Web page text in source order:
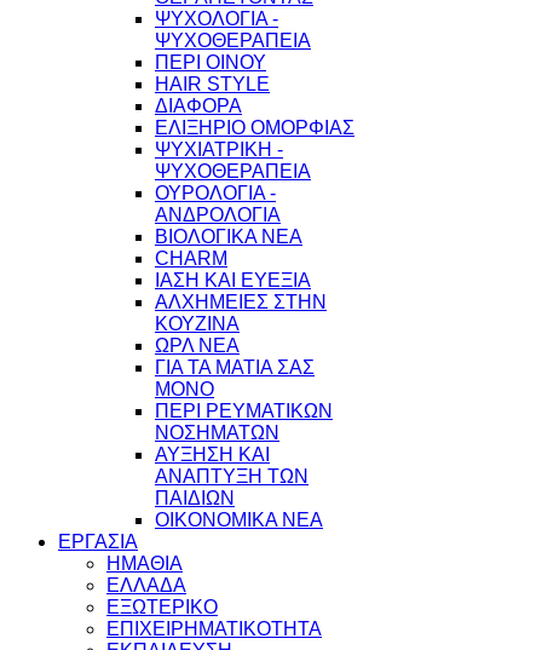
ΨΥΧΟΛΟΓΙΑ -
ΨΥΧΟΘΕΡΑΠΕΙΑ
ΠΕΡΙ ΟΙΝΟΥ
HAIR STYLE
ΔΙΑΦΟΡΑ
ΕΛΙΞΗΡΙΟ ΟΜΟΡΦΙΑΣ
ΨΥΧΙΑΤΡΙΚΗ -
ΨΥΧΟΘΕΡΑΠΕΙΑ
ΟΥΡΟΛΟΓΙΑ -
ΑΝΔΡΟΛΟΓΙΑ
ΒΙΟΛΟΓΙΚΑ ΝΕΑ
CHARM
ΙΑΣΗ ΚΑΙ ΕΥΕΞΙΑ
ΑΛΧΗΜΕΙΕΣ ΣΤΗΝ
ΚΟΥΖΙΝΑ
ΩΡΛ ΝEA
ΓΙΑ ΤΑ ΜΑΤΙΑ ΣΑΣ
ΜΟΝΟ
ΠΕΡΙ ΡΕΥΜΑΤΙΚΩΝ
ΝΟΣΗΜΑΤΩΝ
ΑΥΞΗΣΗ ΚΑΙ
ΑΝΑΠΤΥΞΗ ΤΩΝ
ΠΑΙΔΙΩΝ
ΟΙΚΟΝΟΜΙΚΑ ΝΕΑ
ΕΡΓΑΣΙΑ
ΗΜΑΘΙΑ
ΕΛΛΑΔΑ
ΕΞΩΤΕΡΙΚΟ
ΕΠΙΧΕΙΡΗΜΑΤΙΚΟΤΗΤΑ